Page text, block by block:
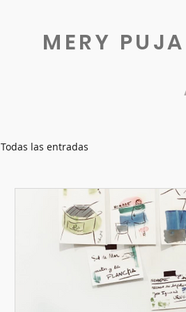
MERY
Todas las entradas